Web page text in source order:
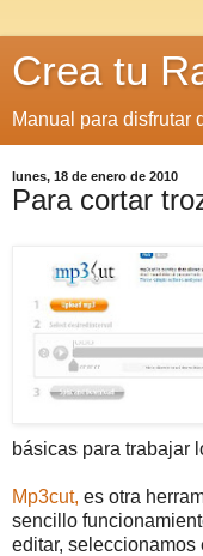
Crea tu
Manual para disfrutar
lunes, 18 de enero de 2010
Para cortar
básicas para trabajar
Mp3cut, es otra
sencillo
editar, seleccionamos